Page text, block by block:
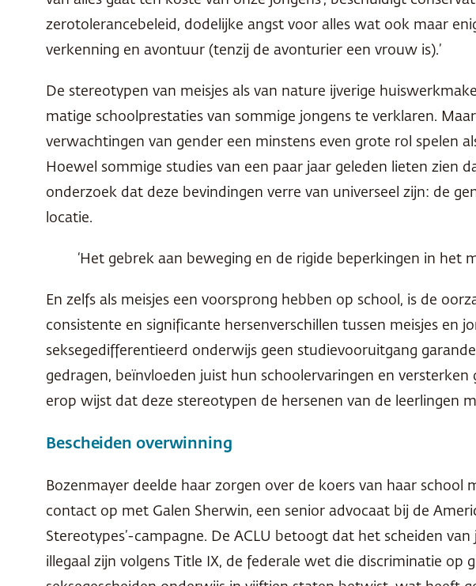
zerotolerancebeleid, dodelijke angst voor alles wat ook maar
verkenning en avontuur (tenzij de avonturier een vrouw is).’
De stereotypen van meisjes als van nature ijverige
matige schoolprestaties van sommige jongens te verklaren.
verwachtingen van gender een minstens even grote rol spelen
Hoewel sommige studies van een paar jaar geleden lieten
onderzoek dat deze bevindingen verre van universeel zijn: de
locatie.
‘Het gebrek aan beweging en de rigide beperkingen in het
En zelfs als meisjes een voorsprong hebben op school, is de
consistente en significante hersenverschillen tussen meisjes
seksegedifferentieerd onderwijs geen studievooruitgang
gedragen, beïnvloeden juist hun schoolervaringen en
erop wijst dat deze stereotypen de hersenen van de leerlingen
Bescheiden overwinning
Bozenmayer deelde haar zorgen over de koers van haar
contact op met Galen Sherwin, een senior advocaat bij de
Stereotypes’-campagne. De ACLU betoogt dat het scheiden van
illegaal zijn volgens Title IX, de federale wet die discriminatie